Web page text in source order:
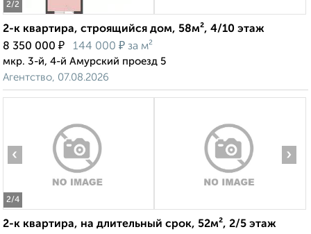
2/2
2-к квартира, строящийся дом, 58м², 4/10 этаж
8 350 000 ₽ 144 000 ₽ за м²
мкр. 3-й, 4-й Амурский проезд 5
Агентство, 07.08.2026
2/4
‹ ›
2-к квартира, на длительный срок, 52м², 2/5 этаж